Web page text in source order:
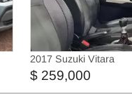
2017 Suzuki Vitara
$ 259,000